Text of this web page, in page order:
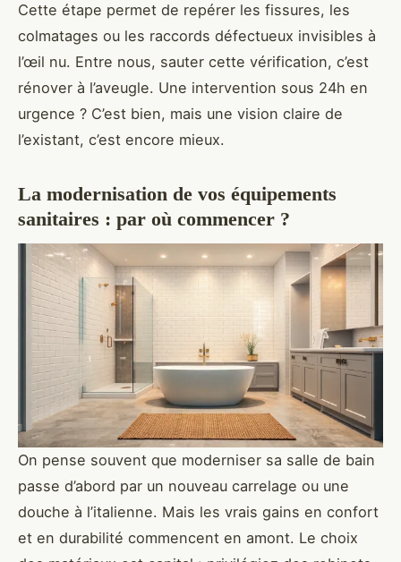
Cette étape permet de repérer les fissures, les
colmatages ou les raccords défectueux invisibles à
l’œil nu. Entre nous, sauter cette vérification, c’est
rénover à l’aveugle. Une intervention sous 24h en
urgence ? C’est bien, mais une vision claire de
l’existant, c’est encore mieux.
La modernisation de vos équipements
sanitaires : par où commencer ?
On pense souvent que moderniser sa salle de bain
passe d’abord par un nouveau carrelage ou une
douche à l’italienne. Mais les vrais gains en confort
et en durabilité commencent en amont. Le choix